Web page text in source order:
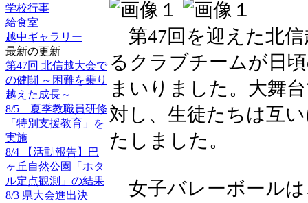
学校行事
給食室
越中ギャラリー
最新の更新
第47回 北信越大会で
の健闘 ～困難を乗り
越えた成長～
8/5 夏季教職員研修
「特別支援教育」を
実施
8/4 【活動報告】巴
ヶ丘自然公園「ホタ
ル定点観測」の結果
8/3 県大会進出決
第47回を迎えた北信
るクラブチームが日
まいりました。大舞
対し、生徒たちは互
たしました。
女子バレーボール